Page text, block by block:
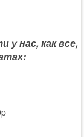
у нас, как все,